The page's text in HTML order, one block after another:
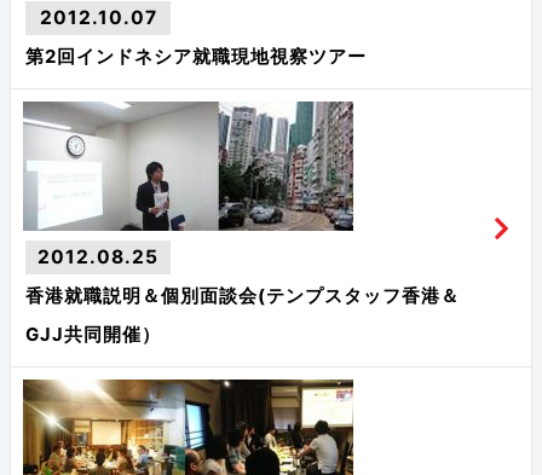
2012.10.07
第2回インドネシア就職現地視察ツアー
2012.08.25
香港就職説明＆個別面談会(テンプスタッフ香港＆
GJJ共同開催）